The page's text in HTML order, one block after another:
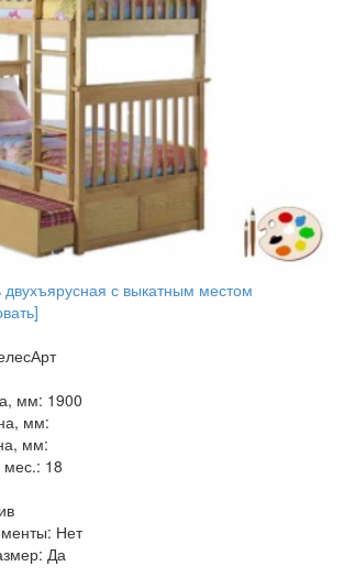
двухъярусная с выкатным местом
мм: 1900
мм:
мм:
мес.: 18
Нет
Да